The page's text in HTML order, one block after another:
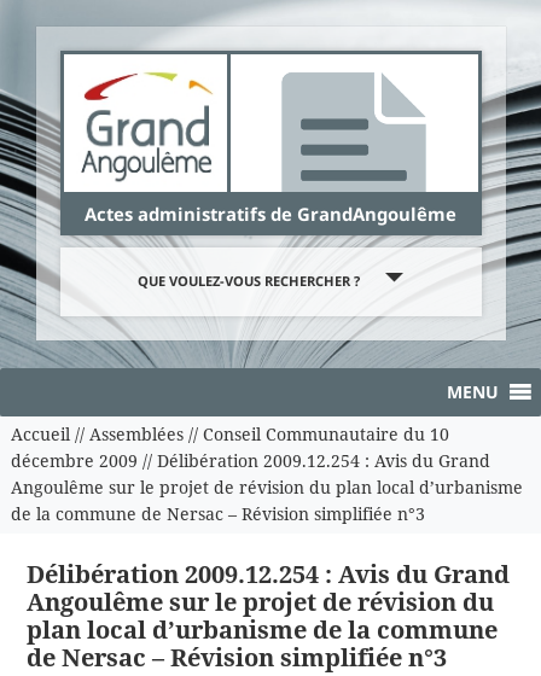
Actes administratifs de GrandAngoulême
QUE VOULEZ-VOUS RECHERCHER ?
MENU
Accueil// Assemblées// Conseil Communautaire du 10
décembre 2009 // Délibération 2009.12.254 : Avis du Grand
Angoulême sur le projet de révision du plan local d’urbanisme
de la commune de Nersac – Révision simplifiée n°3
Délibération 2009.12.254 : Avis du Grand
Angoulême sur le projet de révision du
plan local d’urbanisme de la commune
de Nersac – Révision simplifiée n°3
Panneau de gestion des cookies